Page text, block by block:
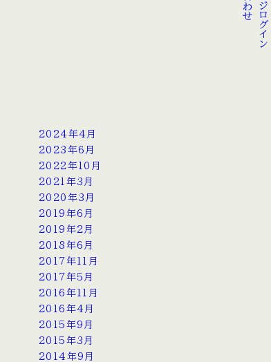
2024年4月
2023年6月
2022年10月
2021年3月
2020年3月
2019年6月
2019年2月
2018年6月
2017年11月
2017年5月
2016年11月
2016年4月
2015年9月
2015年3月
2014年9月